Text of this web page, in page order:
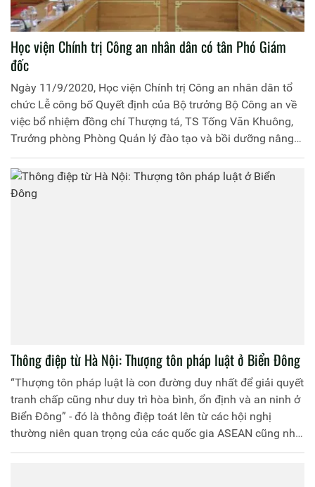
Học viện Chính trị Công an nhân dân có tân Phó Giám
đốc
Ngày 11/9/2020, Học viện Chính trị Công an nhân dân tổ
chức Lễ công bố Quyết định của Bộ trưởng Bộ Công an về
việc bổ nhiệm đồng chí Thượng tá, TS Tống Văn Khuông,
Trưởng phòng Phòng Quản lý đào tạo và bồi dưỡng nâng
cao giữ chức vụ Phó Giám đốc Học viện Chính trị Công an
nhân dân. Đồng chí Trung tướng, PGS.TS Trần Vi Dân, Bí
thư Đảng ủy, Giám đốc Học viện chủ trì buổi lễ công bố.
Thông điệp từ Hà Nội: Thượng tôn pháp luật ở Biển Đông
“Thượng tôn pháp luật là con đường duy nhất để giải quyết
tranh chấp cũng như duy trì hòa bình, ổn định và an ninh ở
Biển Đông” - đó là thông điệp toát lên từ các hội nghị
thường niên quan trọng của các quốc gia ASEAN cũng như
giữa ASEAN với các bên đối tác, đối thoại đang diễn ra ở